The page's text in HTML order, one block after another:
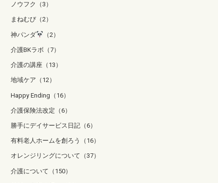
ノウフク（3）
まねむび（2）
神パンダ （2）
介護BKラボ（7）
介護の講座（13）
地域ケア（12）
Happy Ending（16）
介護保険法改定（6）
勝手にデイサービス日記（6）
有料老人ホームを創ろう（16）
オレンジリングについて（37）
介護について（150）